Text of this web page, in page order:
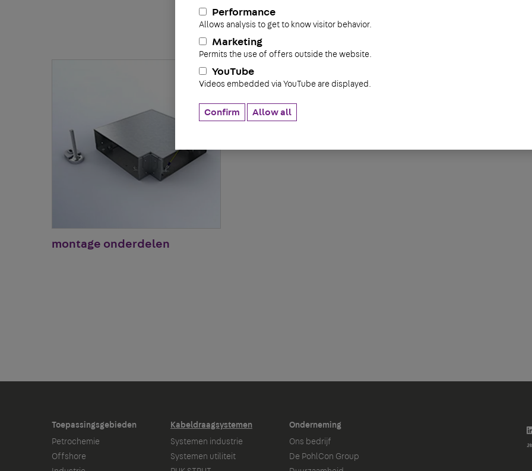
Performance
Allows analysis to get to know visitor behavior.
Marketing
Permits the use of offers outside the website.
YouTube
Videos embedded via YouTube are displayed.
Confirm Allow all
montage onderdelen
Toepassingsgebieden
Petrochemie
Offshore
Kabeldraagsystemen
Systemen industrie
Systemen utiliteit
Onderneming
Ons bedrijf
De PohlCon Group